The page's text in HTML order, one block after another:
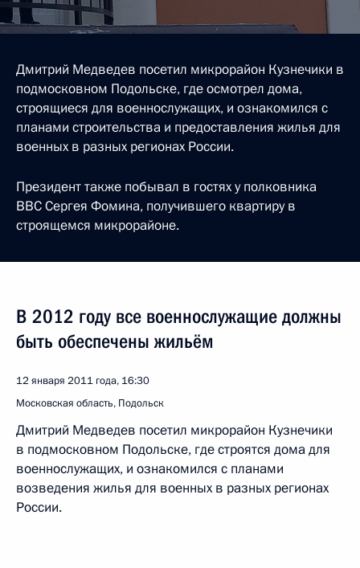
Дмитрий Медведев посетил микрорайон Кузнечики в
подмосковном Подольске, где осмотрел дома,
строящиеся для военнослужащих, и ознакомился с
планами строительства и предоставления жилья для
военных в разных регионах России.
Президент также побывал в гостях у полковника
ВВС Сергея Фомина, получившего квартиру в
строящемся микрорайоне.
В 2012 году все военнослужащие должны
быть обеспечены жильём
12 января 2011 года, 16:30
Московская область, Подольск
Дмитрий Медведев посетил микрорайон Кузнечики
в подмосковном Подольске, где строятся дома для
военнослужащих, и ознакомился с планами
возведения жилья для военных в разных регионах
России.